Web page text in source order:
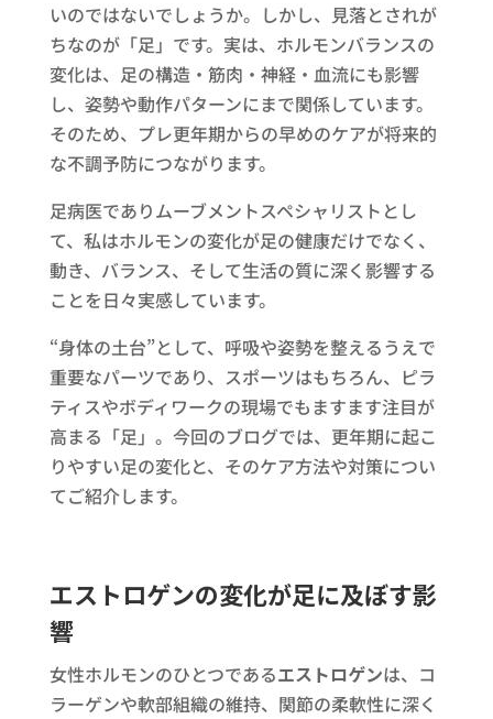
いのではないでしょうか。しかし、見落とされが
ちなのが「足」です。実は、ホルモンバランスの
変化は、足の構造・筋肉・神経・血流にも影響
し、姿勢や動作パターンにまで関係しています。
そのため、プレ更年期からの早めのケアが将来的
な不調予防につながります。
足病医でありムーブメントスペシャリストとし
て、私はホルモンの変化が足の健康だけでなく、
動き、バランス、そして生活の質に深く影響する
ことを日々実感しています。
“身体の土台”として、呼吸や姿勢を整えるうえで
重要なパーツであり、スポーツはもちろん、ピラ
ティスやボディワークの現場でもますます注目が
高まる「足」。今回のブログでは、更年期に起こ
りやすい足の変化と、そのケア方法や対策につい
てご紹介します。
エストロゲンの変化が足に及ぼす影
響
女性ホルモンのひとつであるエストロゲンは、コ
ラーゲンや軟部組織の維持、関節の柔軟性に深く